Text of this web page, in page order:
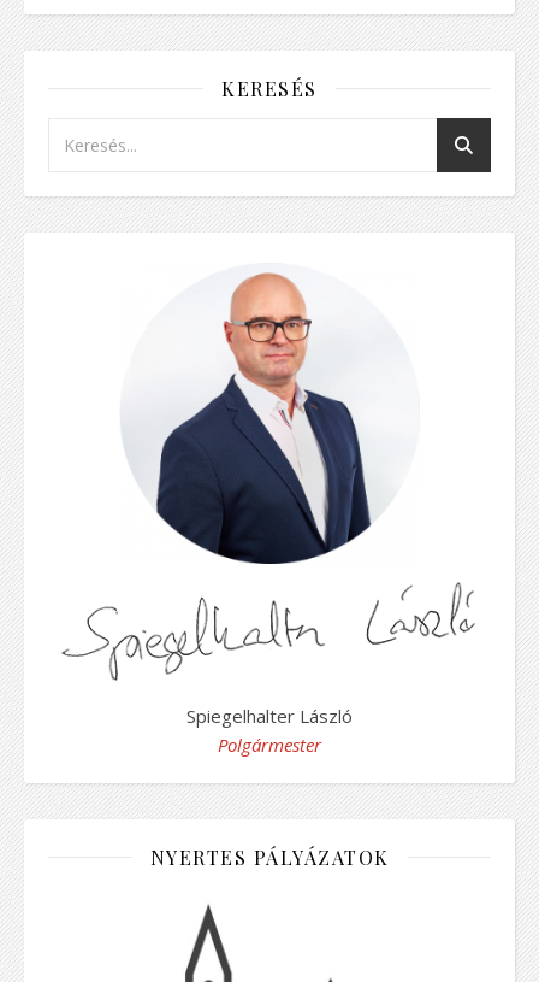
KERESÉS
Spiegelhalter László
Polgármester
NYERTES PÁLYÁZATOK